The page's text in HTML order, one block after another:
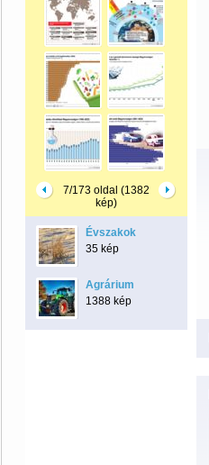
7/173 oldal (1382
kép)
Évszakok
35 kép
Agrárium
1388 kép